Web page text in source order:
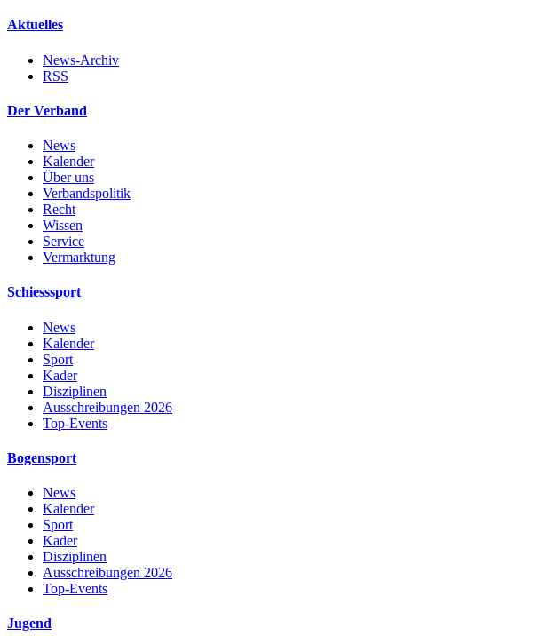
Aktuelles
News-Archiv
RSS
Der Verband
News
Kalender
Über uns
Verbandspolitik
Recht
Wissen
Service
Vermarktung
Schiesssport
News
Kalender
Sport
Kader
Disziplinen
Ausschreibungen 2026
Top-Events
Bogensport
News
Kalender
Sport
Kader
Disziplinen
Ausschreibungen 2026
Top-Events
Jugend